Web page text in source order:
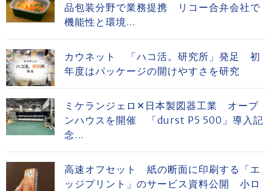
品包装分野で業務提携 リコー合弁会社で
機能性と環境...
カウネット 「ハコ活。研究所」発足 初
年度はパッケージの開けやすさを研究
ミケランジェロ✕日本製図器工業 オープ
ンハウスを開催 「durst P5 500」導入記
念...
高速オフセット 紙の断面に印刷する「エ
ッジプリント」のサービス資料公開 小ロ